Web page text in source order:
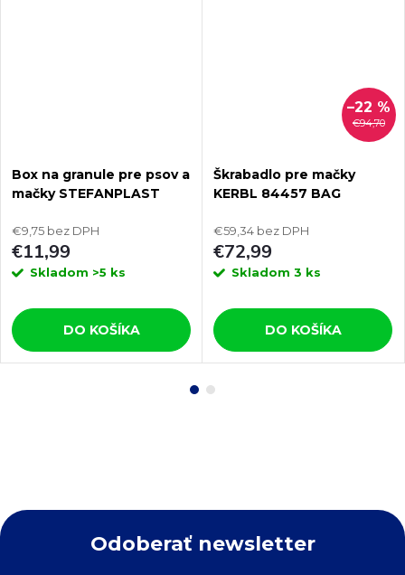
Box na granule pre psov a
mačky STEFANPLAST
€9,75 bez DPH
€11,99
Skladom >5 ks
DO KOŠÍKA
€94,70
–22 %
Škrabadlo pre mačky
KERBL 84457 BAG
závesné 260x16x16 cm
€59,34 bez DPH
€72,99
Skladom 3 ks
DO KOŠÍKA
Odoberať newsletter